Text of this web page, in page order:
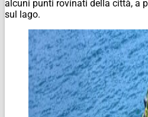
alcuni punti rovinati della città, a
sul lago.